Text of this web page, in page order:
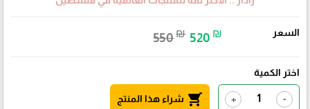
السعر 550₪ 520 ₪
اختر الكمية
-
+
shopping_cart شراء هذا المنتج